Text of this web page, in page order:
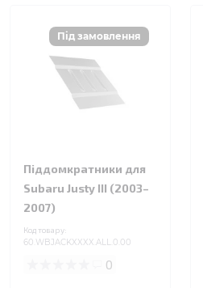
Піддомкратники для
Subaru Justy III (2003–
2007)
Код товару:
60.WBJACKXXXX.ALL.0.00
0